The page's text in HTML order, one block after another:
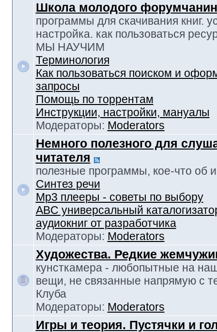
Школа молодого
программы для скачивания книг.
настройка. как пользоваться
МЫ НАУЧИМ
Терминология
Как пользоваться поиском и
запросы
Помощь по торрентам
Инструкции, настройки, мануалы
Модераторы: Moderators
Немного полезного для
читателя
полезные программы, кое-что об
Синтез речи
Mp3 плееры - советы по выбору
ABC универсальный
аудиокниг от разработчика
Модераторы: Moderators
Художества. Редкие
кунсткамера - любопытные на
вещи, не связанные напрямую с
Клуба
Модераторы: Moderators
Игры и теория. Пустячки и